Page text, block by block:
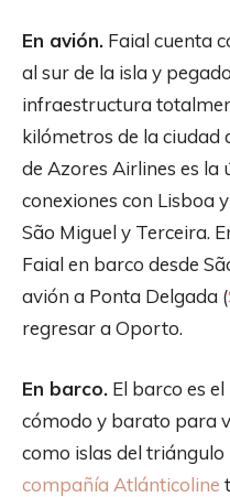
En avión. Faial cuenta
al sur de la isla y
infraestructura
kilómetros de la ciudad
de Azores Airlines es la
conexiones con Lisboa
São Miguel y Terceira.
Faial en barco desde
avión a Ponta Delgada (
regresar a Oporto.
En barco. El barco es
cómodo y barato para
como islas del triángulo
compañía Atlánticoline